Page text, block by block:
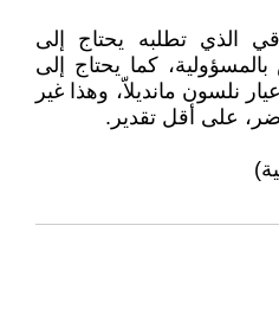
الذي تطلبه يحتاج إلى
كما يحتاج إلى
نلسون مانديلاّ، وهذا غير
على أقل تقدير.